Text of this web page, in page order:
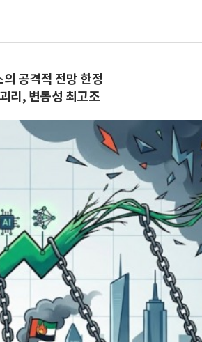
공격적 전망 한정
리, 변동성 최고조